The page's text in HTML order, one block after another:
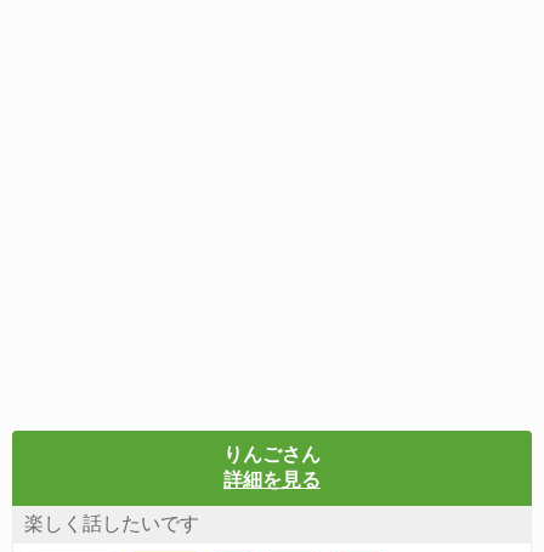
りんごさん
詳細を見る
楽しく話したいです